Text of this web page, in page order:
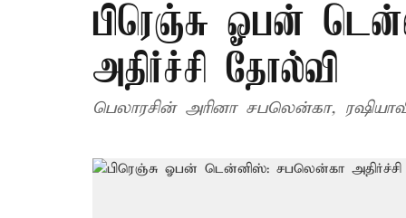
பிரெஞ்சு ஓபன்
அதிர்ச்சி தோல்வி
பெலாரசின் அரினா சபலென்கா,